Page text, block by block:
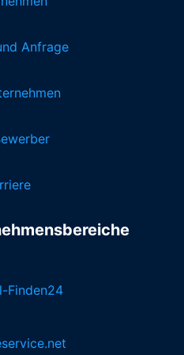
Anfrage
Finden24